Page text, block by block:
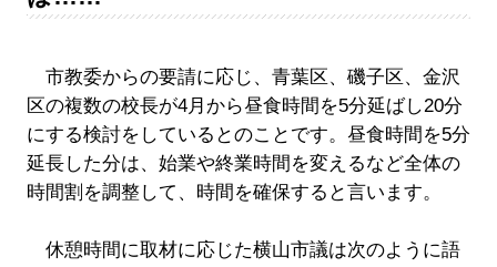
市教委からの要請に応じ、青葉区、磯子区、金沢
区の複数の校長が4月から昼食時間を5分延ばし20分
にする検討をしているとのことです。昼食時間を5分
延長した分は、始業や終業時間を変えるなど全体の
時間割を調整して、時間を確保すると言います。
休憩時間に取材に応じた横山市議は次のように語